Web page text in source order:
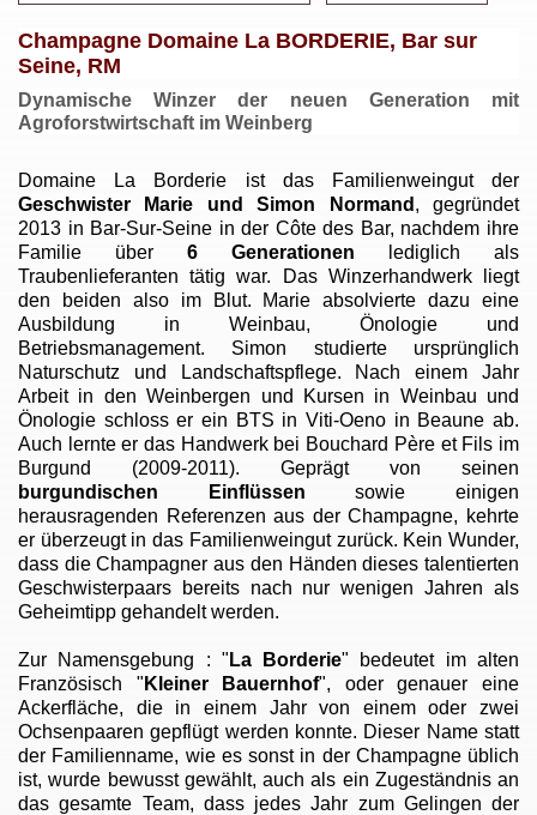
Champagne Domaine La BORDERIE, Bar sur
Seine, RM
Dynamische Winzer der neuen Generation mit
Agroforstwirtschaft im Weinberg
Domaine La Borderie ist das Familienweingut der
Geschwister Marie und Simon Normand , gegründet
2013 in Bar-Sur-Seine in der Côte des Bar, nachdem ihre
Familie über 6 Generationen lediglich als
Traubenlieferanten tätig war. Das Winzerhandwerk liegt
den beiden also im Blut. Marie absolvierte dazu eine
Ausbildung in Weinbau, Önologie und
Betriebsmanagement. Simon studierte ursprünglich
Naturschutz und Landschaftspflege. Nach einem Jahr
Arbeit in den Weinbergen und Kursen in Weinbau und
Önologie schloss er ein BTS in Viti-Oeno in Beaune ab.
Auch lernte er das Handwerk bei Bouchard Père et Fils im
Burgund (2009-2011). Geprägt von seinen
burgundischen Einflüssen sowie einigen
herausragenden Referenzen aus der Champagne, kehrte
er überzeugt in das Familienweingut zurück. Kein Wunder,
dass die Champagner aus den Händen dieses talentierten
Geschwisterpaars bereits nach nur wenigen Jahren als
Geheimtipp gehandelt werden.
Zur Namensgebung : " La Borderie" bedeutet im alten
Französisch " Kleiner Bauernhof", oder genauer eine
Ackerfläche, die in einem Jahr von einem oder zwei
Ochsenpaaren gepflügt werden konnte. Dieser Name statt
der Familienname, wie es sonst in der Champagne üblich
ist, wurde bewusst gewählt, auch als ein Zugeständnis an
das gesamte Team, dass jedes Jahr zum Gelingen der